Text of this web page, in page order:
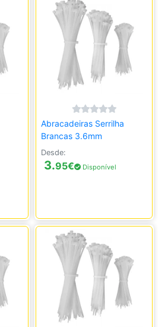
Abracadeiras Serrilha
Brancas 3.6mm
Desde:
3.95€ Disponível